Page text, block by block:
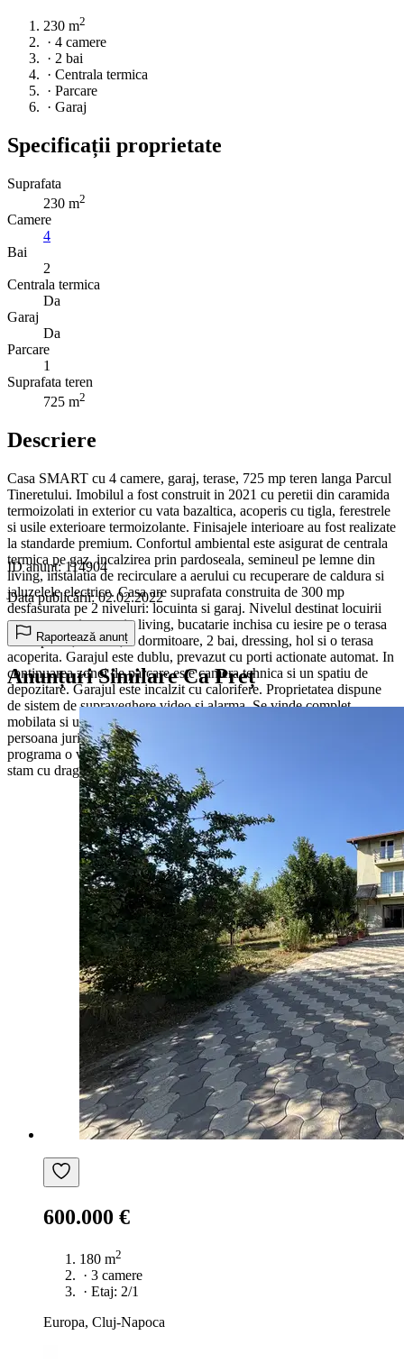
230 m2
· 4 camere
· 2 bai
· Centrala termica
· Parcare
· Garaj
Specificații proprietate
Suprafata
230 m2
Camere
4
Bai
2
Centrala termica
Da
Garaj
Da
Parcare
1
Suprafata teren
725 m2
Descriere
Casa SMART cu 4 camere, garaj, terase, 725 mp teren langa Parcul
Tineretului. Imobilul a fost construit in 2021 cu peretii din caramida
termoizolati in exterior cu vata bazaltica, acoperis cu tigla, ferestrele
si usile exterioare termoizolante. Finisajele interioare au fost realizate
la standarde premium. Confortul ambiental este asigurat de centrala
termica pe gaz, incalzirea prin pardoseala, semineul pe lemne din
living, instalatia de recirculare a aerului cu recuperare de caldura si
jaluzelele electrice. Casa are suprafata construita de 300 mp
desfasurata pe 2 niveluri: locuinta si garaj. Nivelul destinat locuirii
este compartimentat in living, bucatarie inchisa cu iesire pe o terasa
neacoperita, camara, 3 dormitoare, 2 bai, dressing, hol si o terasa
acoperita. Garajul este dublu, prevazut cu porti actionate automat. In
continuarea zonei de parcare este camera tehnica si un spatiu de
depozitare. Garajul este incalzit cu calorifere. Proprietatea dispune
de sistem de supraveghere video si alarma. Se vinde complet
mobilata si utilata. La acest pret se adauga TVA, vanzatorul fiind
persoana juridica. Pentru mai multe detalii, oferte de pret si pentru a
programa o vizionare, contactati-ne la numarul de telefon afisat! Va
stam cu drag la dispozitie, Echipa Napoca Imobiliare.
ID anunț: 114904
Data publicării: 02.02.2022
Raportează anunț
Anunțuri Similare Ca Preț
600.000 €
180 m2
· 3 camere
· Etaj: 2/1
Europa, Cluj-Napoca